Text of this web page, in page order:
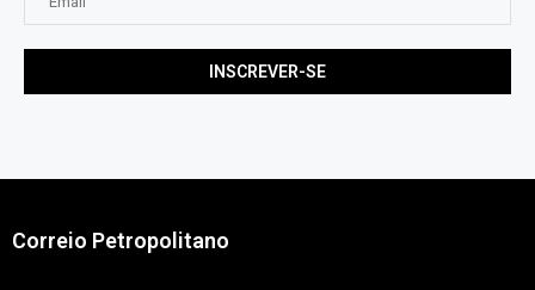
Correio Petropolitano